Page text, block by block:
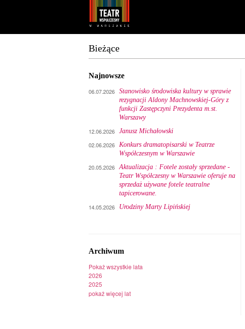
Bieżące
Najnowsze
06.07.2026 Stanowisko środowiska kultury w sprawie
rezygnacji Aldony Machnowskiej-Góry z
funkcji Zastępczyni Prezydenta m.st.
Warszawy
12.06.2026 Janusz Michałowski
02.06.2026 Konkurs dramatopisarski w Teatrze
Współczesnym w Warszawie
20.05.2026 Aktualizacja : Fotele zostały sprzedane -
Teatr Współczesny w Warszawie oferuje na
sprzedaż używane fotele teatralne
tapicerowane.
14.05.2026 Urodziny Marty Lipińskiej
Archiwum
Pokaż wszystkie lata
2026
2025
pokaż więcej lat